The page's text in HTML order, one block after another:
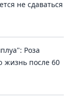
не сдаваться
Роза
жизнь после 60